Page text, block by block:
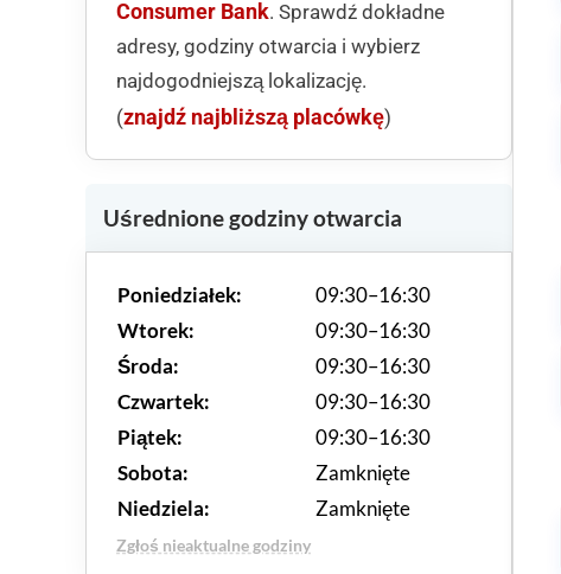
Consumer Bank. Sprawdź dokładne
adresy, godziny otwarcia i wybierz
najdogodniejszą lokalizację.
(znajdź najbliższą placówkę)
Uśrednione godziny otwarcia
Poniedziałek:
09:30–16:30
Wtorek:
09:30–16:30
Środa:
09:30–16:30
Czwartek:
09:30–16:30
Piątek:
09:30–16:30
Sobota:
Zamknięte
Niedziela:
Zamknięte
Zgłoś nieaktualne godziny